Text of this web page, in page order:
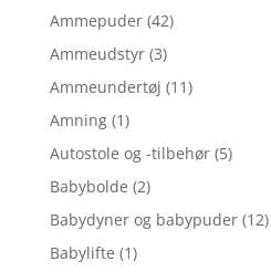
Ammepuder (42)
Ammeudstyr (3)
Ammeundertøj (11)
Amning (1)
Autostole og -tilbehør (5)
Babybolde (2)
Babydyner og babypuder (12)
Babylifte (1)